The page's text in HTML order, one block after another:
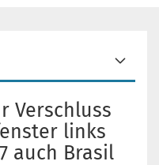
Verschluss
links
auch Brasil